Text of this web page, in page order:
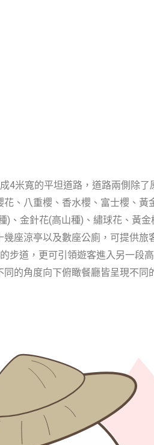
4米寬的平坦道路，道路兩側除了
、八重櫻、香水櫻、富士櫻、黃
)、金針花(高山種)、繡球花、黃
座涼亭以及數座公廁，可提供旅
步道，更可引領遊客進入另一段
的角度向下俯瞰餐廳皆呈現不同